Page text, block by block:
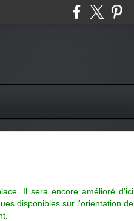
Il sera encore amélioré d'ici
disponibles sur l'orientation de